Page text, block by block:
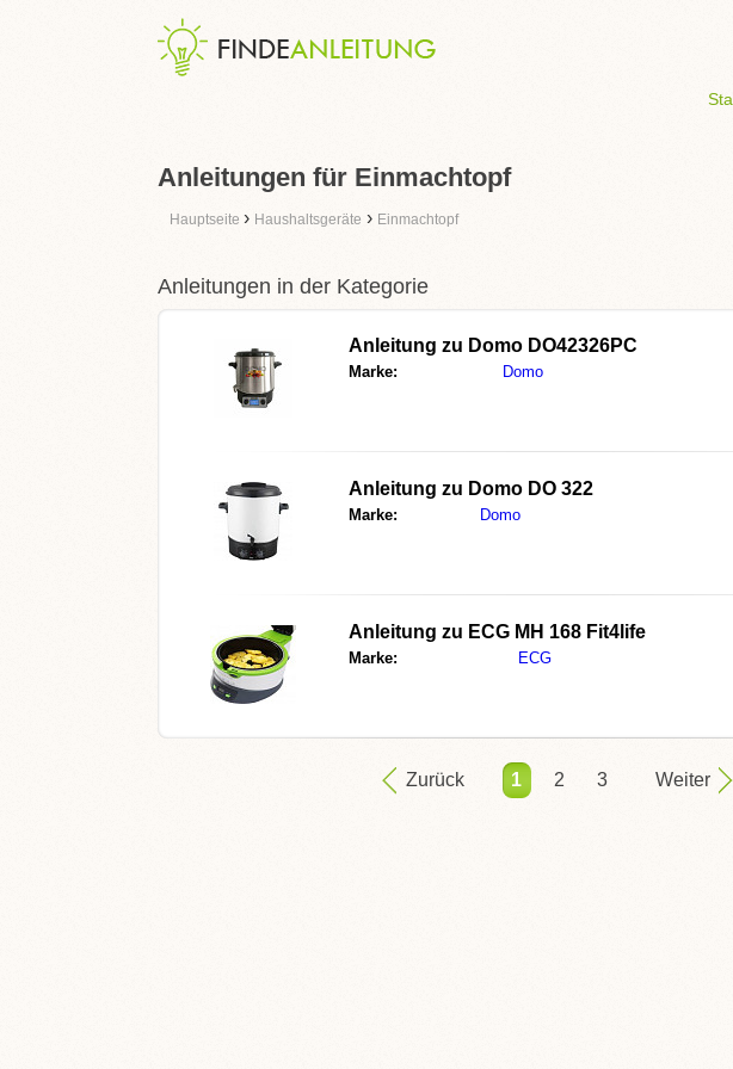
Anleitungen für Einmachtopf
Hauptseite › Haushaltsgeräte › Einmachtopf
Anleitungen in der Kategorie
Anleitung zu Domo DO42326PC
Marke: Domo
Anleitung zu Domo DO 322
Marke: Domo
Anleitung zu ECG MH 168 Fit4life
Marke: ECG
Zurück 1 2 3 Weiter